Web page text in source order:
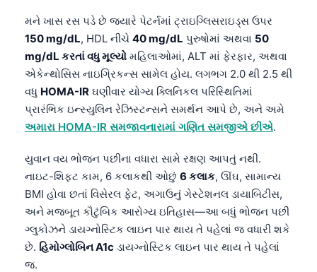
મને ખાસ રસ પડે છે જ્યારે પેટર્નમાં ટ્રાઇગ્લિસરાઇડ્સ ઉપર
150 mg/dL, HDL નીચે 40 mg/dL પુરુષોમાં અથવા 50
mg/dL કરતાં વધુ મૂલ્યો મહિલાઓમાં, ALT માં ફેરફાર, અથવા
એકેન્થોસિસ નાઇગ્રિકન્સ સામેલ હોય. લગભગ 2.0 થી 2.5 થી
વધુ HOMA-IR ઘણીવાર યોગ્ય ક્લિનિકલ પરિસ્થિતિમાં
પ્રારંભિક ઇન્સ્યુલિન રેઝિસ્ટન્સને સમર્થન આપે છે, અને અમે
અમારા HOMA-IR સમજાવનારામાં ગણિત સમજીએ છીએ.
યુવાન વય ભોજન પછીના વધારા સામે રક્ષણ આપતું નથી.
નાઇટ-શિફ્ટ કામ, 6 કલાકથી ઓછું 6 કલાક, ઊંઘ, સામાન્ય
BMI હોવા છતાં વિસેરલ ફેટ, અગાઉનું ગેસ્ટેશનલ ડાયાબિટીસ,
અને મજબૂત કૌટુંબિક આરોગ્ય ઇતિહાસ—આ બધું ભોજન પછી
ગ્લુકોઝને ડાયગ્નોસ્ટિક લાઇન પાર થાય તે પહેલાં જ વધારી શકે
છે. હિમોગ્લોબિન A1c ડાયગ્નોસ્ટિક લાઇન પાર થાય તે પહેલાં
જ.
Azərbaycan dili
Eesti
日本語
Čeština
Русский
Lietuvių kalba
Polski
한국어
Slovenščina